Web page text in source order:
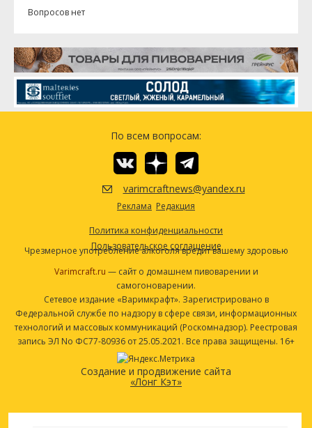
Castle Malting - Chocolate 900
Хеллертау Нортен Бревер
(Hallertauer Northern Brewer)
99.22 г
Saaz [2.4%] 85.05 г
Дрожжи
Посмотреть рецепт полностью
Вопросов нет
По всем вопросам:
varimcraftnews@yandex.ru
Реклама Редакция
Политика конфиденциальности
Пользовательское соглашение
Чрезмерное употребление алкоголя вредит вашему здоровью
Varimcraft.ru — сайт о домашнем пивоварении и
самогоноварении.
Сетевое издание «Варимкрафт». Зарегистрировано в
Федеральной службе по надзору в сфере связи, информационных
технологий и массовых коммуникаций (Роскомнадзор). Реестровая
запись ЭЛ No ФС77-80936 от 25.05.2021. Все права защищены. 16+
Создание и продвижение сайта
«Лонг Кэт»